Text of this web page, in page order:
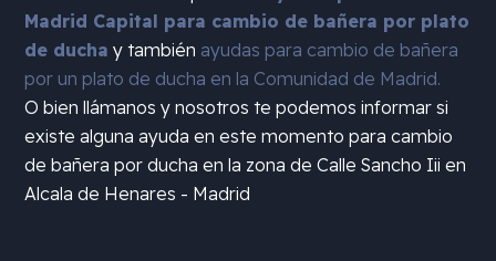
Madrid Capital para cambio de bañera por plato
de ducha y también ayudas para cambio de bañera
por un plato de ducha en la Comunidad de Madrid.
O bien llámanos y nosotros te podemos informar si
existe alguna ayuda en este momento para cambio
de bañera por ducha en la zona deCalle Sancho Iii en
Alcala de Henares - Madrid